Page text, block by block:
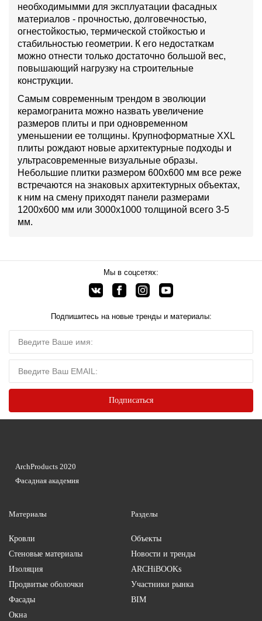
необходимымми для эксплуатации фасадных
материалов - прочностью, долговечностью,
огнестойкостью, термической стойкостью и
стабильностью геометрии. К его недостаткам
можно отнести только достаточно большой вес,
повышающий нагрузку на строительные
конструкции.
Самым современным трендом в эволюции
керамогранита можно назвать увеличение
размеров плиты и при одновременном
уменьшении ее толщины. Крупноформатные XXL
плиты рождают новые архитектурные подходы и
ультрасовременные визуальные образы.
Небольшие плитки размером 600х600 мм все реже
встречаются на знаковых архитектурных объектах,
к ним на смену приходят панели размерами
1200х600 мм или 3000х1000 толщиной всего 3-5
мм.
Мы в соцсетях:
Подпишитесь на новые тренды и материалы:
Материалы
Кровли
Стеновые материалы
Изоляция
Продвитые оболочки
Фасады
Окна
Разделы
Объекты
Новости и тренды
ARCHiBOOKs
Участники рынка
BIM
ArchProducts 2020
Фасадная академия